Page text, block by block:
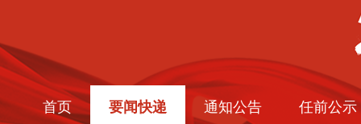
首页 要闻快递 通知公告 任前公示